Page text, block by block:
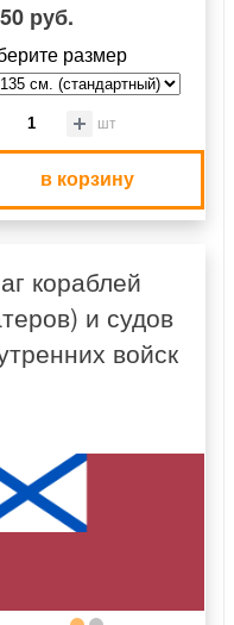
руб.
размер
шт
в корзину
кораблей
и судов
войск